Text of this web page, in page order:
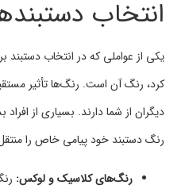
انتخاب
یکی از عواملی که در انتخاب دستبند
کرد، رنگ آن است. رنگ‌ها تأثیر
دیگران از شما دارند. بسیاری از
رنگ دستبند خود پیامی خاص را
رنگ‌های کلاسیک و لوکس: